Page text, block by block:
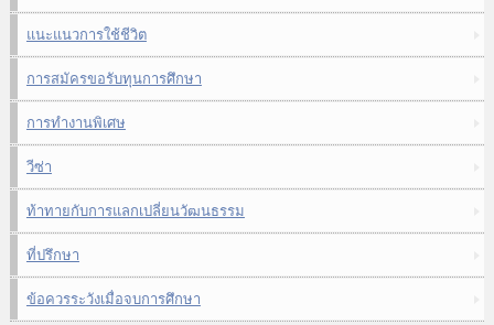
แนะแนวการใช้ชีวิต
การสมัครขอรับทุนการศึกษา
การทำงานพิเศษ
วีซ่า
ท้าทายกับการแลกเปลี่ยนวัฒนธรรม
ที่ปรึกษา
ข้อควรระวังเมื่อจบการศึกษา